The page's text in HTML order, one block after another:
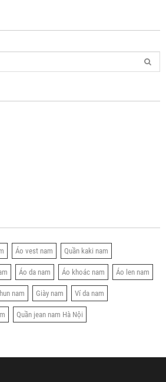
Áo vest nam Quần kaki nam
Áo da nam Áo khoác nam Áo len nam
nam Giày nam Ví da nam
Quần jean nam Hà Nội